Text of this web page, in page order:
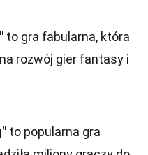
to gra fabularna, która
rozwój gier fantasy i
to popularna gra